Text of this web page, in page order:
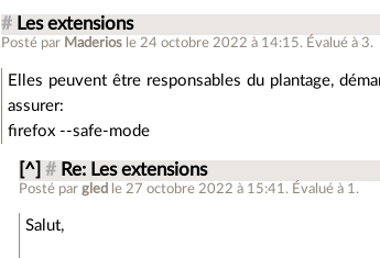
# Les extensions
Posté par Maderios le 24 octobre 2022 à 14:15. Évalué à 3.
Elles peuvent être responsables du plantage,
assurer:
firefox --safe-mode
[^] # Re: Les extensions
Posté pargled le 27 octobre 2022 à 15:41 . Évalué à 1 .
Salut,